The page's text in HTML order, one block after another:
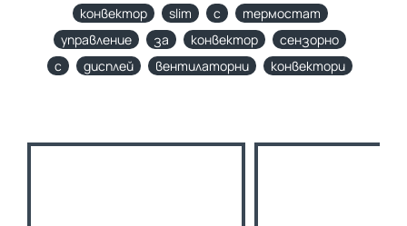
конвектор
slim с
термостат
управление
за конвектор
сензорно
с
дисплей вентилаторни конвектори